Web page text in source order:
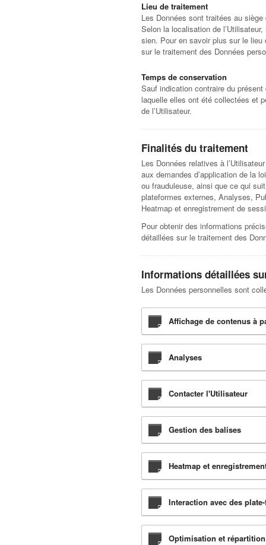
Lieu de traitement
Les Données sont traitées au
Selon la localisation de
sien. Pour en savoir plus sur le
sur le traitement des Données
Temps de conservation
Sauf indication contraire du
laquelle elles ont été collectées et
de l’Utilisateur.
Finalités du traitement
Les Données relatives à
aux demandes d’application de la
ou frauduleuse, ainsi que ce qui
plateformes externes, Analyses,
Heatmap et enregistrement de
Pour obtenir des informations
détaillées sur le traitement des
Informations détaillées
Les Données personnelles sont
Affichage de contenus à
Analyses
Contacter l'Utilisateur
Gestion des balises
Heatmap et
Interaction avec des
Optimisation et